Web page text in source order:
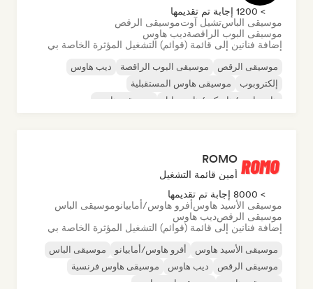
> 1200 إجابة تم تقديمها
موسيقى الباستشيل آوتموسيقى الرقص
موسيقى البوب الراقصةديب هاوس
إضافة فنانين إلى قائمة (قوائم) التشغيل المؤثرة الخاصة بي
موسيقى الرقص موسيقى البوب الراقصة
ديب هاوس
إلكتروبوب
موسيقى هاوس المستقبلية
هارد دانس/هاردكور/هاردستايل
موسيقى هاوس
ROMO
أمين قائمة التشغيل
> 8000 إجابة تم تقديمها
موسيقى الأسيد هاوسأفرو هاوس/أمابيانوموسيقى الباس
موسيقى الرقصديب هاوس
إضافة فنانين إلى قائمة (قوائم) التشغيل المؤثرة الخاصة بي
موسيقى الأسيد هاوس أفرو هاوس/أمابيانو
موسيقى الباس
موسيقى الرقص
ديب هاوس
موسيقى هاوس فرنسية
موسيقى هاوس
موسيقى إندي دانس